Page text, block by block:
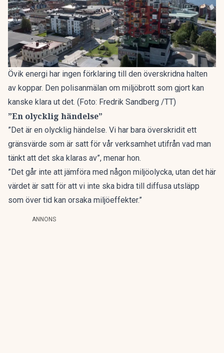
Övik energi har ingen förklaring till den överskridna halten
av koppar. Den polisanmälan om miljöbrott som gjort kan
kanske klara ut det. (Foto: Fredrik Sandberg /TT)
”En olycklig händelse”
”Det är en olycklig händelse. Vi har bara överskridit ett
gränsvärde som är satt för vår verksamhet utifrån vad man
tänkt att det ska klaras av”, menar hon.
”Det går inte att jämföra med någon miljöolycka, utan det här
värdet är satt för att vi inte ska bidra till diffusa utsläpp
som över tid kan orsaka miljöeffekter.”
ANNONS